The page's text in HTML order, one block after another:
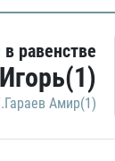
в равенстве
Амир(1)